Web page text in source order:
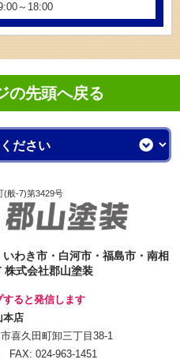
～18:00
の先頭へ戻る
(般-7)第3429号
わき市・白河市・福島市・南相
株式会社郡山塗装
ると発信します
本店
喜久田町卸三丁目38-1
FAX: 024-963-1451